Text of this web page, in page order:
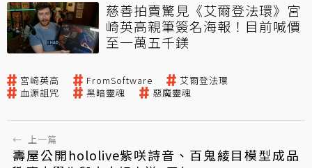
慈善拍賣驚見《艾爾登法環》宮
崎英高親筆簽名海報！目前喊價
至一萬五千鎂
宮崎英高 FromSoftware
艾爾登法環
血源詛咒
黑暗靈魂 惡魔靈魂
← 上一篇
壽屋公開hololive紫咲詩音、百鬼綾目模型成品